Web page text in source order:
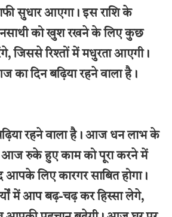
सुधार आएगा। इस राशि के
को खुश रखने के लिए कुछ
जिससे रिश्तों में मधुरता आएगी।
दिन बढ़िया रहने वाला है।
रहने वाला है। आज धन लाभ के
रुके हुए काम को पूरा करने में
आपके लिए कारगर साबित होगा।
में आप बढ़-चढ़ कर हिस्सा लेगे,